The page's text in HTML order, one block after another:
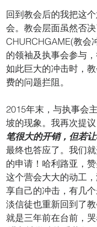
回到教会后的我把这
会。教会层面虽然否
CHURCHGAME(教会
的领袖及执事会参与
如此巨大的冲击时，
费的问题拦阻。
2015年末，与执事会
坡的现象。我再次提议
笔很大的开销，但若
最终也答应了。我们
的申请！哈利路亚，
这个营会大大的动工
享自己的冲击，有几
淡信徒也重新回到了
就是三年前在台前，